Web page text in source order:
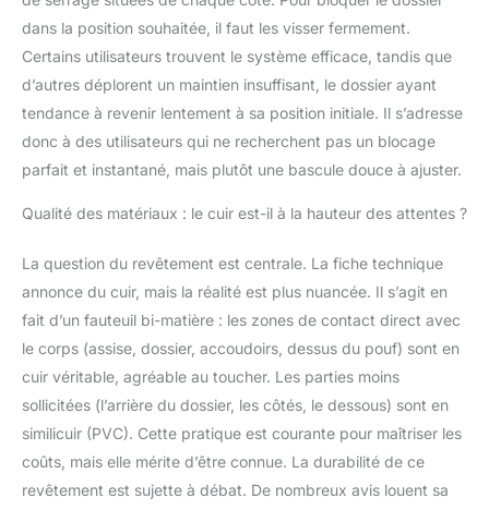
dans la position souhaitée, il faut les visser fermement.
Certains utilisateurs trouvent le système efficace, tandis que
d’autres déplorent un maintien insuffisant, le dossier ayant
tendance à revenir lentement à sa position initiale. Il s’adresse
donc à des utilisateurs qui ne recherchent pas un blocage
parfait et instantané, mais plutôt une bascule douce à ajuster.
Qualité des matériaux : le cuir est-il à la hauteur des attentes ?
La question du revêtement est centrale. La fiche technique
annonce du cuir, mais la réalité est plus nuancée. Il s’agit en
fait d’un fauteuil bi-matière : les zones de contact direct avec
le corps (assise, dossier, accoudoirs, dessus du pouf) sont en
cuir véritable, agréable au toucher. Les parties moins
sollicitées (l’arrière du dossier, les côtés, le dessous) sont en
similicuir (PVC). Cette pratique est courante pour maîtriser les
coûts, mais elle mérite d’être connue. La durabilité de ce
revêtement est sujette à débat. De nombreux avis louent sa